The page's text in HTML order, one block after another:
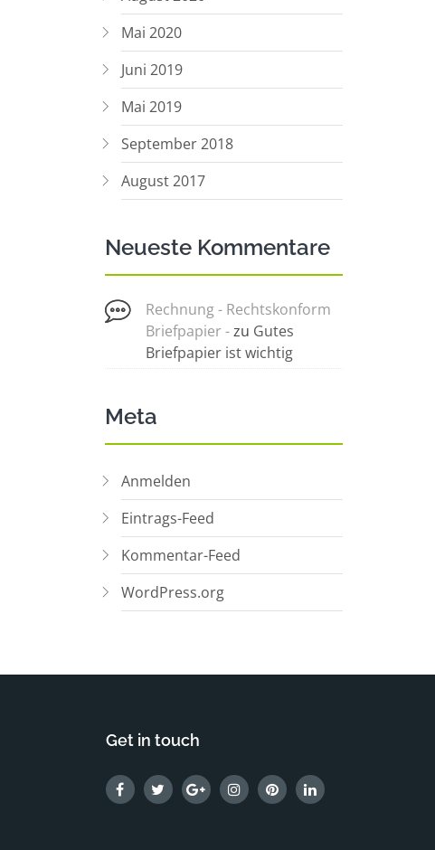
Mai 2020
Juni 2019
Mai 2019
September 2018
August 2017
Neueste Kommentare
Rechnung - Rechtskonform
Briefpapier -zu Gutes
Briefpapier ist wichtig
Meta
Anmelden
Eintrags-Feed
Kommentar-Feed
WordPress.org
Get in touch